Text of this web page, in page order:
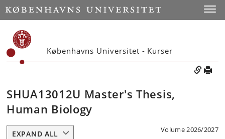
Københavns Universitet - Kurser
SHUA13012U Master's Thesis,
Human Biology
Volume 2026/2027
EXPAND ALL